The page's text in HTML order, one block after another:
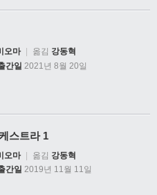
오마 옮김 강동혁
간일 2021년 8월 20일
스트라 1
오마 | 옮김 강동혁
간일 2019년 11월 11일